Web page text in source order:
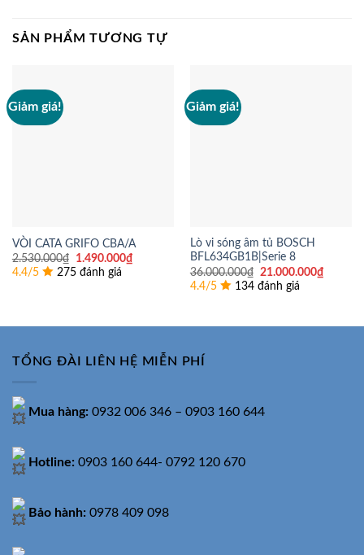
SẢN PHẨM TƯƠNG TỰ
Giảm giá!
VÒI CATA GRIFO CBA/A
2.530.000₫
Giá
gốc
là:
1.490.000₫Giá
4.4/5 275 đánh giá
Giảm giá!
Lò vi sóng âm tủ BOSCH
BFL634GB1B|Serie 8
36.000.000₫
Giá
gốc
là:
21.000.000₫Giá
hiện
4.4/5 134 đánh giá
TỔNG ĐÀI LIÊN HỆ MIỄN PHÍ
Mua hàng: 0932 006 346 – 0903 160 644
Hotline: 0903 160 644- 0792 120 670
Bảo hành: 0978 409 098